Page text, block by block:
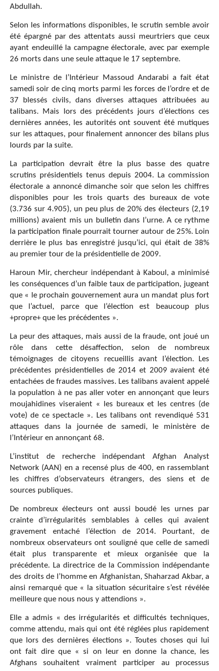
Abdullah.
Selon les informations disponibles, le scrutin semble avoir
été épargné par des attentats aussi meurtriers que ceux
ayant endeuillé la campagne électorale, avec par exemple
26 morts dans une seule attaque le 17 septembre.
Le ministre de l’Intérieur Massoud Andarabi a fait état
samedi soir de cinq morts parmi les forces de l’ordre et de
37 blessés civils, dans diverses attaques attribuées au
talibans. Mais lors des précédents jours d’élections ces
dernières années, les autorités ont souvent été mutiques
sur les attaques, pour finalement annoncer des bilans plus
lourds par la suite.
La participation devrait être la plus basse des quatre
scrutins présidentiels tenus depuis 2004. La commission
électorale a annoncé dimanche soir que selon les chiffres
disponibles pour les trois quarts des bureaux de vote
(3.736 sur 4.905), un peu plus de 20% des électeurs (2,19
millions) avaient mis un bulletin dans l’urne. A ce rythme
la participation finale pourrait tourner autour de 25%. Loin
derrière le plus bas enregistré jusqu’ici, qui était de 38%
au premier tour de la présidentielle de 2009.
Haroun Mir, chercheur indépendant à Kaboul, a minimisé
les conséquences d’un faible taux de participation, jugeant
que « le prochain gouvernement aura un mandat plus fort
que l’actuel, parce que l’élection est beaucoup plus
+propre+ que les précédentes ».
La peur des attaques, mais aussi de la fraude, ont joué un
rôle dans cette désaffection, selon de nombreux
témoignages de citoyens recueillis avant l’élection. Les
précédentes présidentielles de 2014 et 2009 avaient été
entachées de fraudes massives. Les talibans avaient appelé
la population à ne pas aller voter en annonçant que leurs
moujahidines viseraient « les bureaux et les centres (de
vote) de ce spectacle ». Les talibans ont revendiqué 531
attaques dans la journée de samedi, le ministère de
l’Intérieur en annonçant 68.
L’institut de recherche indépendant Afghan Analyst
Network (AAN) en a recensé plus de 400, en rassemblant
les chiffres d’observateurs étrangers, des siens et de
sources publiques.
De nombreux électeurs ont aussi boudé les urnes par
crainte d’irrégularités semblables à celles qui avaient
gravement entaché l’élection de 2014. Pourtant, de
nombreux observateurs ont souligné que celle de samedi
était plus transparente et mieux organisée que la
précédente. La directrice de la Commission indépendante
des droits de l’homme en Afghanistan, Shaharzad Akbar, a
ainsi remarqué que « la situation sécuritaire s’est révélée
meilleure que nous nous y attendions ».
Elle a admis « des irrégularités et difficultés techniques,
comme attendu, mais qui ont été réglées plus rapidement
que lors des dernières élections ». Toutes choses qui lui
ont fait dire que « si on leur en donne la chance, les
Afghans souhaitent vraiment participer au processus